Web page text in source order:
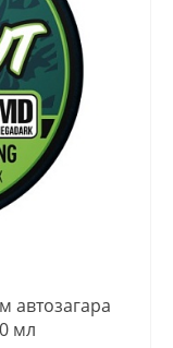
автозагара
мл